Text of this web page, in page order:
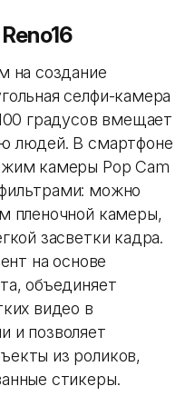
на создание
селфи-камера
градусов вмещает
людей. В смартфоне
камеры Pop Cam
можно
пленочной камеры,
засветки кадра.
на основе
объединяет
видео в
и позволяет
из роликов,
стикеры.